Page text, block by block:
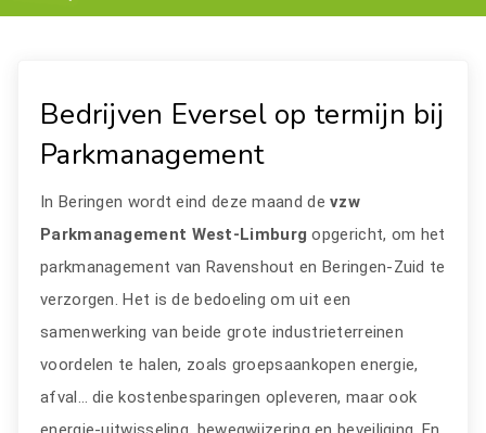
Bedrijven Eversel op termijn bij
Parkmanagement
In Beringen wordt eind deze maand devzw
Parkmanagement West-Limburgopgericht, om het
parkmanagement van Ravenshout en Beringen-Zuid te
verzorgen. Het is de bedoeling om uit een
samenwerking van beide grote industrieterreinen
voordelen te halen, zoals groepsaankopen energie,
afval… die kostenbesparingen opleveren, maar ook